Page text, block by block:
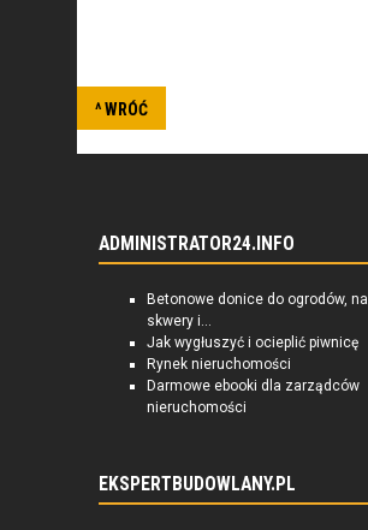
^ WRÓĆ
ADMINISTRATOR24.INFO
Betonowe donice do ogrodów, na
skwery i...
Jak wygłuszyć i ocieplić piwnicę
Rynek nieruchomości
Darmowe ebooki dla zarządców
nieruchomości
EKSPERTBUDOWLANY.PL